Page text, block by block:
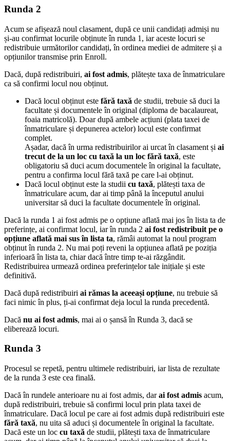
Runda 2
Acum se afișează noul clasament, după ce unii candidați admiși nu
și-au confirmat locurile obținute în runda 1, iar aceste locuri se
redistribuie următorilor candidați, în ordinea mediei de admitere și a
opțiunilor transmise prin Enroll.
Dacă, după redistribuiri, ai fost admis, plătește taxa de înmatriculare
ca să confirmi locul nou obținut.
Dacă locul obținut este fără taxă de studii, trebuie să duci la
facultate și documentele în original (diploma de bacalaureat,
foaia matricolă). Doar după ambele acțiuni (plata taxei de
înmatriculare și depunerea actelor) locul este confirmat
complet.
Așadar, dacă în urma redistribuirilor ai urcat în clasament și ai
trecut de la un loc cu taxă la un loc fără taxă, este
obligatoriu să duci acum documentele în original la facultate,
pentru a confirma locul fără taxă pe care l-ai obținut.
Dacă locul obținut este la studii cu taxă, plătești taxa de
înmatriculare acum, dar ai timp până la începutul anului
universitar să duci la facultate documentele în original.
Dacă la runda 1 ai fost admis pe o opțiune aflată mai jos în lista ta de
preferințe, ai confirmat locul, iar în runda 2 ai fost redistribuit pe o
opțiune aflată mai sus în lista ta, rămâi automat la noul program
obținut în runda 2. Nu mai poți reveni la opțiunea aflată pe poziția
inferioară în lista ta, chiar dacă între timp te-ai răzgândit.
Redistribuirea urmează ordinea preferințelor tale inițiale și este
definitivă.
Dacă după redistribuiri ai rămas la aceeași opțiune, nu trebuie să
faci nimic în plus, ți-ai confirmat deja locul la runda precedentă.
Dacă nu ai fost admis, mai ai o șansă în Runda 3, dacă se
eliberează locuri.
Runda 3
Procesul se repetă, pentru ultimele redistribuiri, iar lista de rezultate
de la runda 3 este cea finală.
Dacă în rundele anterioare nu ai fost admis, darai fost admis acum,
după redistribuiri, trebuie să confirmi locul prin plata taxei de
înmatriculare. Dacă locul pe care ai fost admis după redistribuiri este
fără taxă, nu uita să aduci și documentele în original la facultate.
Dacă este un loc cu taxă de studii, plătești taxa de înmatriculare